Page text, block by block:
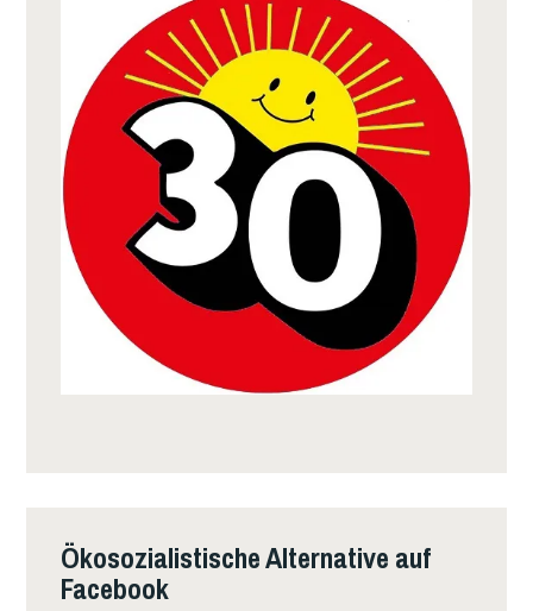
Ökosozialistische Alternative auf
Facebook